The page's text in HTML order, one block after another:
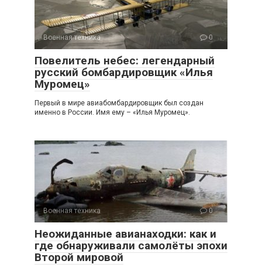
Военная техника 0
Повелитель небес: легендарный
русский бомбардировщик «Илья
Муромец»
Первый в мире авиабомбардировщик был создан
именно в России. Имя ему – «Илья Муромец».
Военная техника 0
Неожиданные авианаходки: как и
где обнаруживали самолёты эпохи
Второй мировой